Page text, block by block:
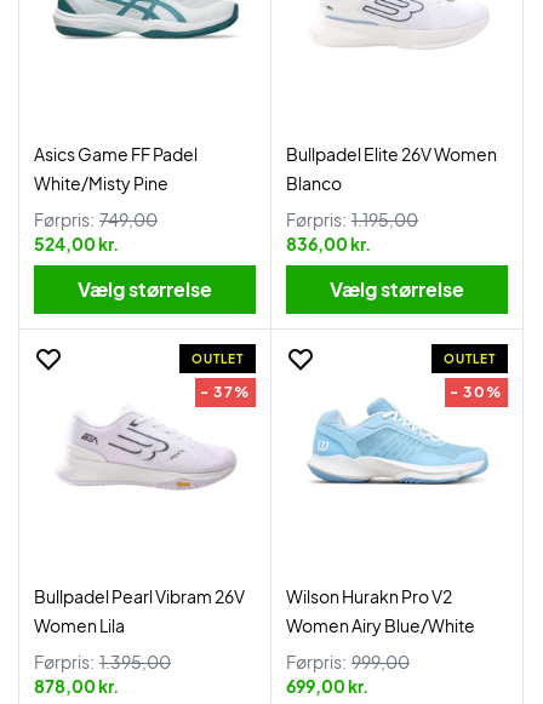
Asics Game FF Padel
White/Misty Pine
Førpris: 749,00
524,00 kr.
Vælg størrelse
Bullpadel Elite 26V Women
Blanco
Førpris: 1.195,00
836,00 kr.
Vælg størrelse
OUTLET
- 37%
Bullpadel Pearl Vibram 26V
Women Lila
Førpris: 1.395,00
878,00 kr.
OUTLET
- 30%
Wilson Hurakn Pro V2
Women Airy Blue/White
Førpris: 999,00
699,00 kr.